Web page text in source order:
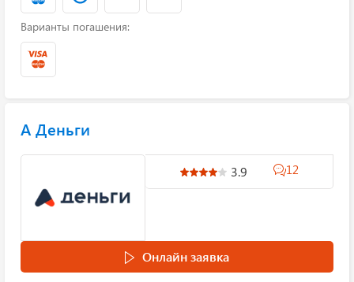
Варианты погашения:
А Деньги
3.9 12
Онлайн заявка